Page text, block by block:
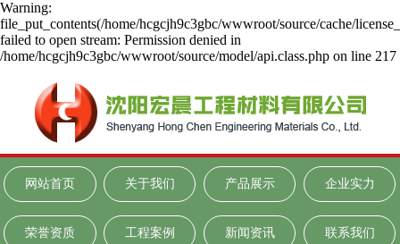
Warning:
file_put_contents(/home/hcgcjh9c3gbc/wwwroot/source/cache/
failed to open stream: Permission denied in
/home/hcgcjh9c3gbc/wwwroot/source/model/api.class.php on line 217
网站首页 关于我们 产品展示 企业实力
荣誉资质 工程案例 新闻资讯 联系我们